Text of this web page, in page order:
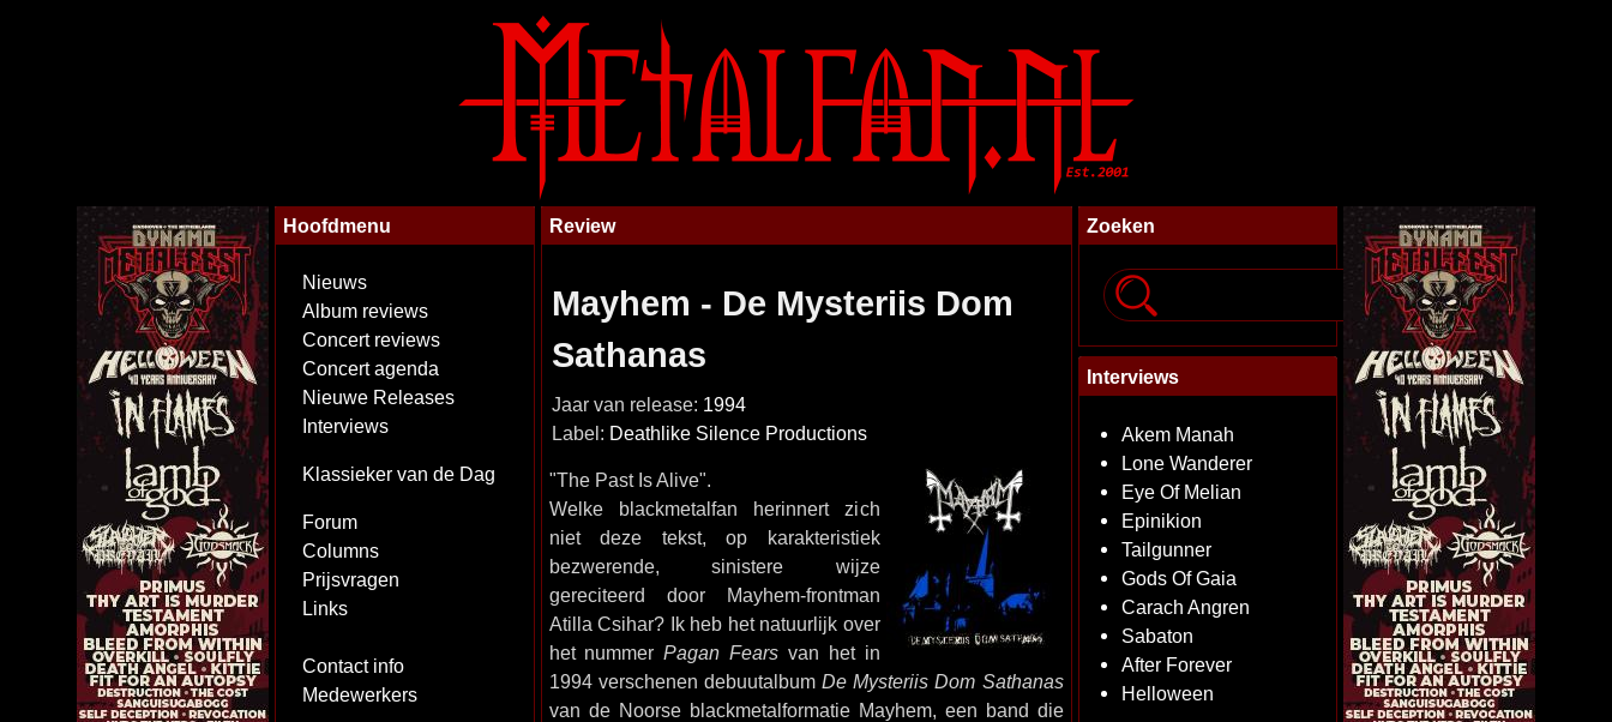
Hoofdmenu
Nieuws
Album reviews
Concert reviews
Concert agenda
Nieuwe Releases
Interviews
Klassieker van de Dag
Forum
Columns
Prijsvragen
Links
Contact info
Medewerkers
Review
Mayhem - De Mysteriis Dom
Sathanas
Jaar van release: 1994
Label: Deathlike Silence Productions
"The Past Is Alive".
Welke blackmetalfan herinnert zich
niet deze tekst, op karakteristiek
bezwerende, sinistere wijze
gereciteerd door Mayhem-frontman
Atilla Csihar? Ik heb het natuurlijk over
het nummerPagan Fears van het in
1994 verschenen debuutalbum De Mysteriis Dom Sathanas
van de Noorse blackmetalformatie Mayhem, een band die
Zoeken
Interviews
Akem Manah
Lone Wanderer
Eye Of Melian
Epinikion
Tailgunner
Gods Of Gaia
Carach Angren
Sabaton
After Forever
Helloween